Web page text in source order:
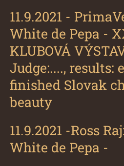
11.9.2021 -
White de Pepa -
KLUBOVÁ
Judge:...., results:
finished Slovak
beauty
11.9.2021 -Ross
White de Pepa -